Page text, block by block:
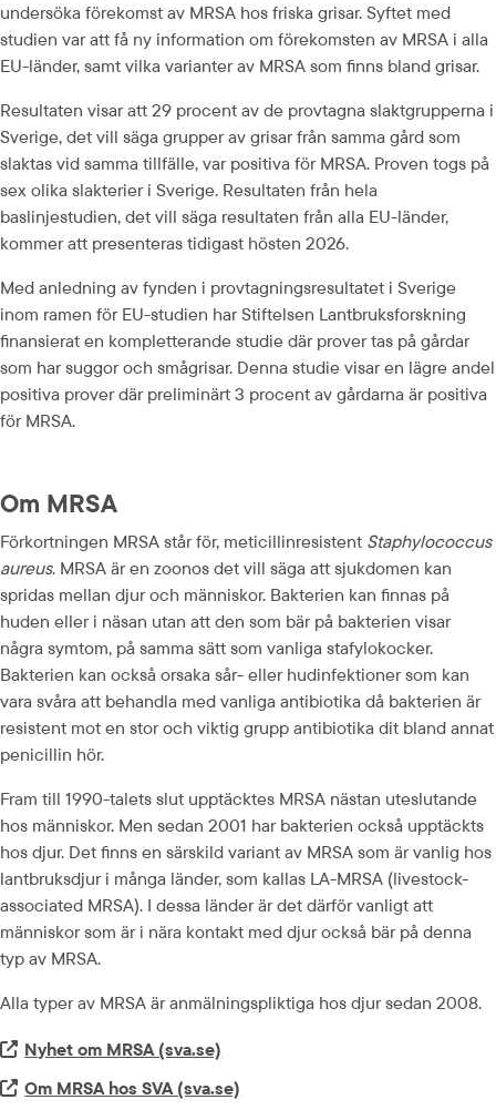
undersöka förekomst av MRSA hos friska grisar. Syftet med
studien var att få ny information om förekomsten av MRSA i alla
EU-länder, samt vilka varianter av MRSA som finns bland grisar.
Resultaten visar att 29 procent av de provtagna slaktgrupperna i
Sverige, det vill säga grupper av grisar från samma gård som
slaktas vid samma tillfälle, var positiva för MRSA. Proven togs på
sex olika slakterier i Sverige. Resultaten från hela
baslinjestudien, det vill säga resultaten från alla EU-länder,
kommer att presenteras tidigast hösten 2026.
Med anledning av fynden i provtagnings­resultatet i Sverige
inom ramen för EU-studien har Stiftelsen Lantbruksforskning
finansierat en kompletterande studie där prover tas på gårdar
som har suggor och smågrisar. Denna studie visar en lägre andel
positiva prover där preliminärt 3 procent av gårdarna är positiva
för MRSA.
Om MRSA
Förkortningen MRSA står för, meticillinresistent Staphylococcus
aureus. MRSA är en zoonos det vill säga att sjukdomen kan
spridas mellan djur och människor. Bakterien kan finnas på
huden eller i näsan utan att den som bär på bakterien visar
några symtom, på samma sätt som vanliga stafylokocker.
Bakterien kan också orsaka sår- eller hudinfektioner som kan
vara svåra att behandla med vanliga antibiotika då bakterien är
resistent mot en stor och viktig grupp anti­biotika dit bland annat
penicillin hör.
Fram till 1990-talets slut upptäcktes MRSA nästan uteslutande
hos människor. Men sedan 2001 har bakterien också upptäckts
hos djur. Det finns en särskild variant av MRSA som är vanlig hos
lantbruksdjur i många länder, som kallas LA-MRSA (livestock-
associated MRSA). I dessa länder är det därför vanligt att
människor som är i nära kontakt med djur också bär på denna
typ av MRSA.
Alla typer av MRSA är anmälningspliktiga hos djur sedan 2008.
Extern länk.
Nyhet om MRSA (sva.se)
Extern länk.
Om MRSA hos SVA (sva.se)